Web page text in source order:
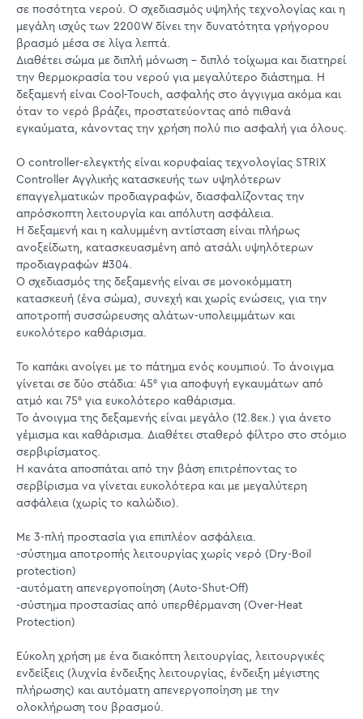
σε ποσότητα νερού. Ο σχεδιασμός υψηλής τεχνολογίας και η
μεγάλη ισχύς των 2200W δίνει την δυνατότητα γρήγορου
βρασμό μέσα σε λίγα λεπτά.
Διαθέτει σώμα με διπλή μόνωση - διπλό τοίχωμα και διατηρεί
την θερμοκρασία του νερού για μεγαλύτερο διάστημα. Η
δεξαμενή είναι Cool-Touch, ασφαλής στο άγγιγμα ακόμα και
όταν το νερό βράζει, προστατεύοντας από πιθανά
εγκαύματα, κάνοντας την χρήση πολύ πιο ασφαλή για όλους.
Ο controller-ελεγκτής είναι κορυφαίας τεχνολογίας STRIX
Controller Αγγλικής κατασκευής των υψηλότερων
επαγγελματικών προδιαγραφών, διασφαλίζοντας την
απρόσκοπτη λειτουργία και απόλυτη ασφάλεια.
Η δεξαμενή και η καλυμμένη αντίσταση είναι πλήρως
ανοξείδωτη, κατασκευασμένη από ατσάλι υψηλότερων
προδιαγραφών #304.
Ο σχεδιασμός της δεξαμενής είναι σε μονοκόμματη
κατασκευή (ένα σώμα), συνεχή και χωρίς ενώσεις, για την
αποτροπή συσσώρευσης αλάτων-υπολειμμάτων και
ευκολότερο καθάρισμα.
Το καπάκι ανοίγει με το πάτημα ενός κουμπιού. Το άνοιγμα
γίνεται σε δύο στάδια: 45° για αποφυγή εγκαυμάτων από
ατμό και 75° για ευκολότερο καθάρισμα.
Το άνοιγμα της δεξαμενής είναι μεγάλο (12.8εκ.) για άνετο
γέμισμα και καθάρισμα. Διαθέτει σταθερό φίλτρο στο στόμιο
σερβιρίσματος.
Η κανάτα αποσπάται από την βάση επιτρέποντας το
σερβίρισμα να γίνεται ευκολότερα και με μεγαλύτερη
ασφάλεια (χωρίς το καλώδιο).
Με 3-πλή προστασία για επιπλέον ασφάλεια.
-σύστημα αποτροπής λειτουργίας χωρίς νερό (Dry-Boil
protection)
-αυτόματη απενεργοποίηση (Auto-Shut-Off)
-σύστημα προστασίας από υπερθέρμανση (Over-Heat
Protection)
Εύκολη χρήση με ένα διακόπτη λειτουργίας, λειτουργικές
ενδείξεις (λυχνία ένδειξης λειτουργίας, ένδειξη μέγιστης
πλήρωσης) και αυτόματη απενεργοποίηση με την
ολοκλήρωση του βρασμού.